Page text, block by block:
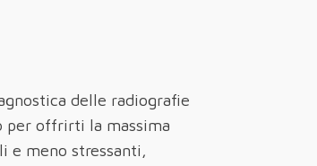
delle radiografie
per offrirti la massima
e meno stressanti,